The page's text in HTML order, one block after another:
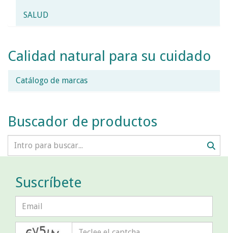
SALUD
Calidad natural para su cuidado
Catálogo de marcas
Buscador de productos
Suscríbete